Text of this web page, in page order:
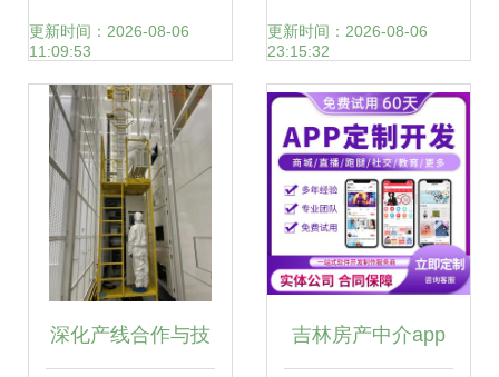
型、三个基础与两
个飞轮
更新时间：2026-08-06
11:09:53
企通的数据处理服
务实践
更新时间：2026-08-06
23:15:32
深化产线合作与技 吉林房产中介app